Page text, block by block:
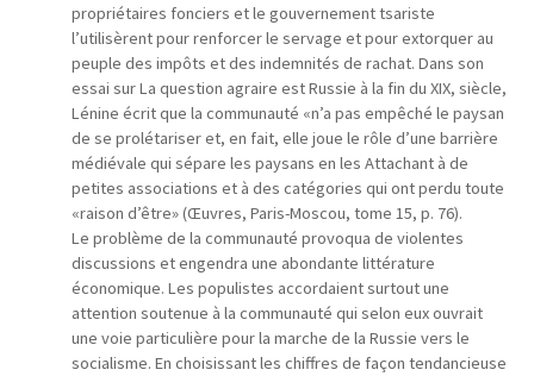
propriétaires fonciers et le gouvernement tsariste
l’utilisèrent pour renforcer le servage et pour extorquer au
peuple des impôts et des indemnités de rachat. Dans son
essai sur La question agraire est Russie à la fin du XIX, siècle,
Lénine écrit que la communauté «n’a pas empêché le paysan
de se prolétariser et, en fait, elle joue le rôle d’une barrière
médiévale qui sépare les paysans en les Attachant à de
petites associations et à des catégories qui ont perdu toute
«raison d’être» (Œuvres, Paris-Moscou, tome 15, p. 76).
Le problème de la communauté provoqua de violentes
discussions et engendra une abondante littérature
économique. Les populistes accordaient surtout une
attention soutenue à la communauté qui selon eux ouvrait
une voie particulière pour la marche de la Russie vers le
socialisme. En choisissant les chiffres de façon tendancieuse